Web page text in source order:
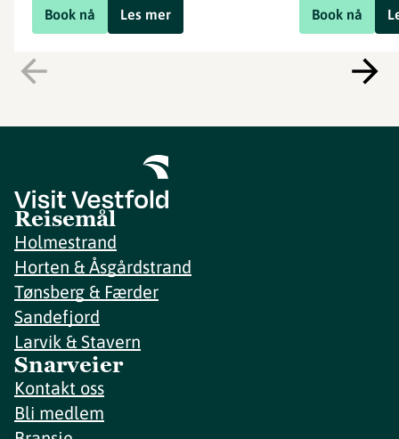
Book nå
Les mer
Book nå
Reisemål
Holmestrand
Horten & Åsgårdstrand
Tønsberg & Færder
Sandefjord
Larvik & Stavern
Snarveier
Kontakt oss
Bli medlem